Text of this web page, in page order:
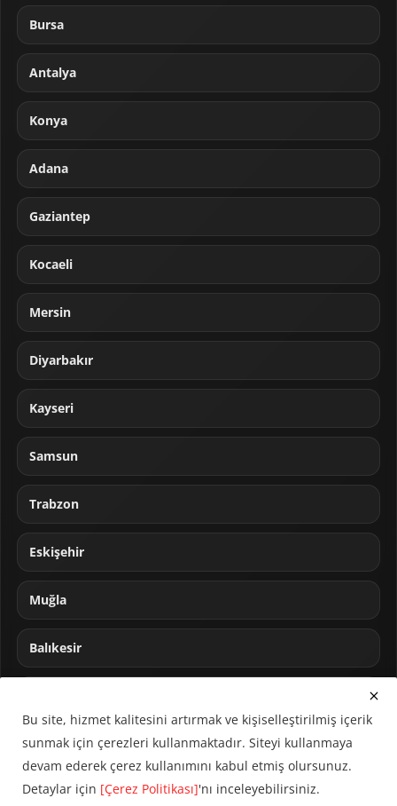
Bursa
Antalya
Konya
Adana
Gaziantep
Kocaeli
Mersin
Diyarbakır
Kayseri
Samsun
Trabzon
Eskişehir
Muğla
Balıkesir
Bu site, hizmet kalitesini artırmak ve kişiselleştirilmiş içerik
sunmak için çerezleri kullanmaktadır. Siteyi kullanmaya
devam ederek çerez kullanımını kabul etmiş olursunuz.
Detaylar için [Çerez Politikası]'nı inceleyebilirsiniz.